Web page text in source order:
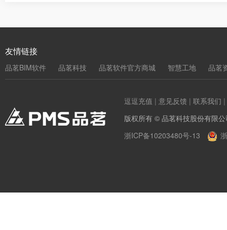
友情链接
品茗BIM软件 品茗科技 品茗软件官方商城 智慧工地 品茗
逗逗充值 | 意见反馈 | 联系我们 |
版权所有 © 品茗科技股份有限
浙ICP备10203480号-13